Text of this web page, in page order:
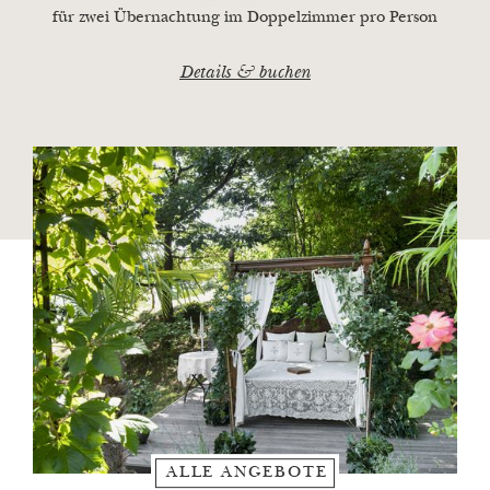
rund um Meran wirken lassen.
Restaurant Orangerie
für zwei Übernachtung im Doppelzimmer pro Person
Details & buchen
ALLE ANGEBOTE